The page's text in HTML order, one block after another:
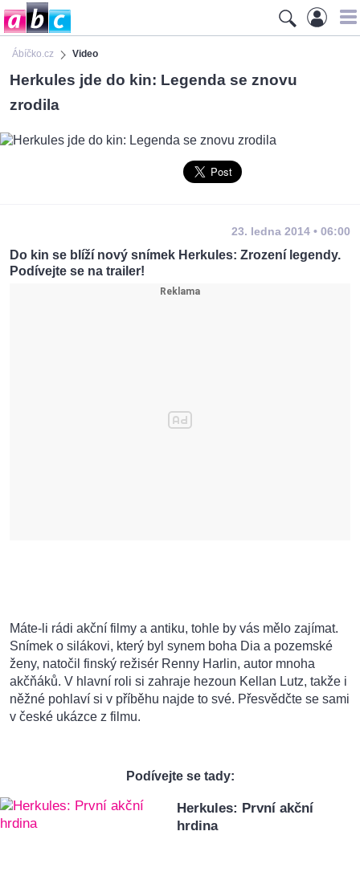
Ábíčko.cz Video
Herkules jde do kin: Legenda se znovu
zrodila
23. ledna 2014 • 06:00
Do kin se blíží nový snímek Herkules: Zrození legendy.
Podívejte se na trailer!
Máte-li rádi akční filmy a antiku, tohle by vás mělo zajímat.
Snímek o silákovi, který byl synem boha Dia a pozemské
ženy, natočil finský režisér Renny Harlin, autor mnoha
akčňáků. V hlavní roli si zahraje hezoun Kellan Lutz, takže i
něžné pohlaví si v příběhu najde to své. Přesvědčte se sami
v české ukázce z filmu.
Podívejte se tady:
Herkules: První akční
hrdina